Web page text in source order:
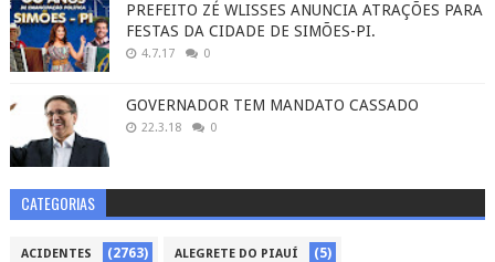
PREFEITO ZÉ WLISSES ANUNCIA ATRAÇÕES PARA
FESTAS DA CIDADE DE SIMÕES-PI.
4.7.17 0
GOVERNADOR TEM MANDATO CASSADO
22.3.18 0
CATEGORIAS
ACIDENTES (2763) ALEGRETE DO PIAUÍ (5)